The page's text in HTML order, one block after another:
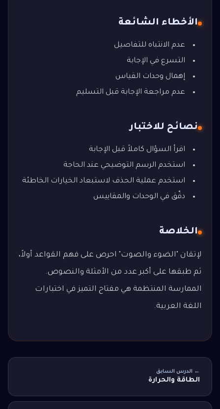
الأخطاء الشائعة
عدم الانتباه للتفاصيل
التسرع في الإجابة
إهمال وحدات القياس
عدم مراجعة الإجابة قبل التسليم
نصائح للاختبار
اقرأ السؤال كاملاً قبل الإجابة
استخدم الرسم التوضيحي عند الحاجة
استخدم عملية الحذف لاستبعاد الخيارات الخاطئة
دقّق في الوحدات والمقاييس
الخلاصة
لإتقان "الضوء والصوت" احرص على فهم القواعد أولاً،
ثم طبقها على أكبر عدد من الأمثلة والنصوص.
الممارسة المنتظمة هي مفتاح التميز في اختبارات
اللغة العربية.
← الدرس السابق
الطاقة والحرارة